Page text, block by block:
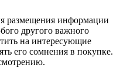
размещения информации
другого важного
на интересующие
его сомнения в покупке.